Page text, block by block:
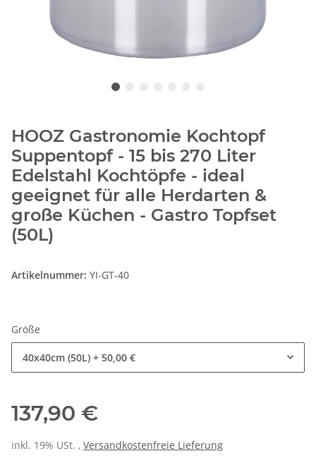
HOOZ Gastronomie Kochtopf
Suppentopf - 15 bis 270 Liter
Edelstahl Kochtöpfe - ideal
geeignet für alle Herdarten &
große Küchen - Gastro Topfset
(50L)
Artikelnummer: YI-GT-40
Größe
40x40cm (50L) + 50,00 €
137,90 €
inkl. 19% USt. , Versandkostenfreie Lieferung